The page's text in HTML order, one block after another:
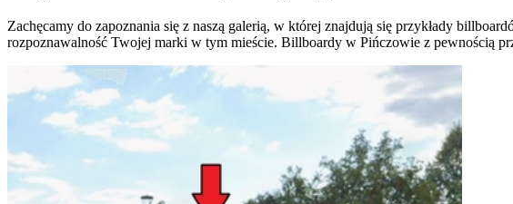
Zachęcamy do zapoznania się z naszą galerią, w której znajdują się przykłady
rozpoznawalność Twojej marki w tym mieście. Billboardy w Pińczowie z pewnością